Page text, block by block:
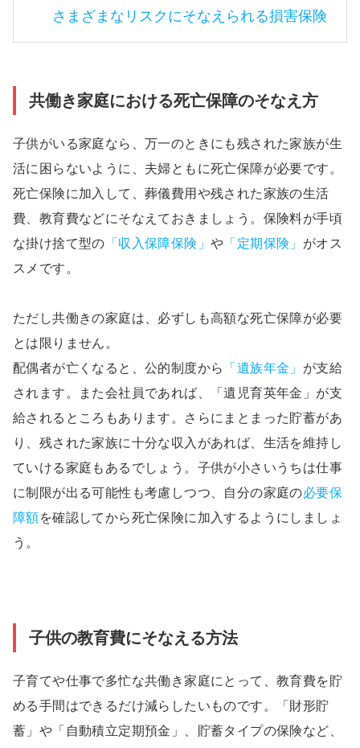
さまざまなリスクにそなえられる損害保険
共働き家庭における死亡保障のそなえ方
子供がいる家庭なら、万一のときにも残された家族が生
活に困らないように、夫婦ともに死亡保障が必要です。
死亡保険に加入して、葬儀費用や残された家族の生活
費、教育費などにそなえておきましょう。保険料が手頃
な掛け捨て型の 「収入保障保険」や 「定期保険」 がオス
スメです。
ただし共働きの家庭は、必ずしも高額な死亡保障が必要
とは限りません。
配偶者が亡くなると、公的制度から
「遺族年金」 が支給
されます。また会社員であれば、「遺児育英年金」が支
給されるところもあります。さらにまとまった貯蓄があ
り、残された家族に十分な収入があれば、生活を維持し
ていける家庭もあるでしょう。子供が小さいうちは仕事
に制限が出る可能性も考慮しつつ、自分の家庭の必要保
障額を確認してから死亡保険に加入するようにしましょ
う。
子供の教育費にそなえる方法
子育てや仕事で多忙な共働き家庭にとって、教育費を貯
める手間はできるだけ減らしたいものです。「財形貯
蓄」や「自動積立定期預金」、貯蓄タイプの保険など、